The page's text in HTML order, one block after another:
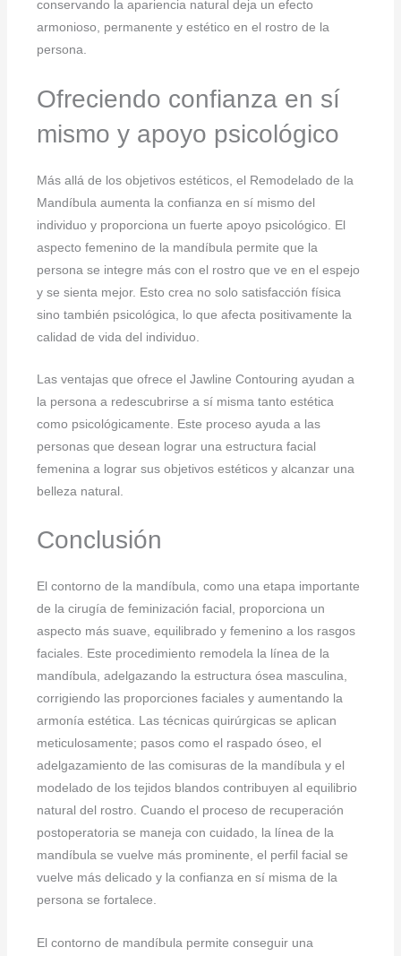
conservando la apariencia natural deja un efecto
armonioso, permanente y estético en el rostro de la
persona.
Ofreciendo confianza en sí
mismo y apoyo psicológico
Más allá de los objetivos estéticos, el Remodelado de la
Mandíbula aumenta la confianza en sí mismo del
individuo y proporciona un fuerte apoyo psicológico. El
aspecto femenino de la mandíbula permite que la
persona se integre más con el rostro que ve en el espejo
y se sienta mejor. Esto crea no solo satisfacción física
sino también psicológica, lo que afecta positivamente la
calidad de vida del individuo.
Las ventajas que ofrece el Jawline Contouring ayudan a
la persona a redescubrirse a sí misma tanto estética
como psicológicamente. Este proceso ayuda a las
personas que desean lograr una estructura facial
femenina a lograr sus objetivos estéticos y alcanzar una
belleza natural.
Conclusión
El contorno de la mandíbula, como una etapa importante
de la cirugía de feminización facial, proporciona un
aspecto más suave, equilibrado y femenino a los rasgos
faciales. Este procedimiento remodela la línea de la
mandíbula, adelgazando la estructura ósea masculina,
corrigiendo las proporciones faciales y aumentando la
armonía estética. Las técnicas quirúrgicas se aplican
meticulosamente; pasos como el raspado óseo, el
adelgazamiento de las comisuras de la mandíbula y el
modelado de los tejidos blandos contribuyen al equilibrio
natural del rostro. Cuando el proceso de recuperación
postoperatoria se maneja con cuidado, la línea de la
mandíbula se vuelve más prominente, el perfil facial se
vuelve más delicado y la confianza en sí misma de la
persona se fortalece.
El contorno de mandíbula permite conseguir una